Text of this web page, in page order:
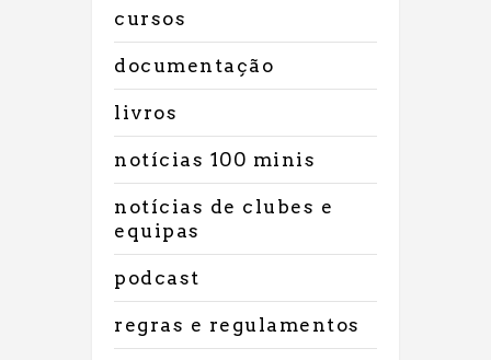
cursos
documentação
livros
notícias 100 minis
notícias de clubes e
equipas
podcast
regras e regulamentos